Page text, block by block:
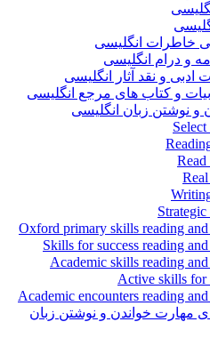
خاطرات انگلیسی
و درام انگلیسی
ادبی و نقد آثار انگلیسی
و کتاب های مرجع انگلیسی
و نوشتن زبان انگلیسی
مهارت خواندن و نوشتن زبان